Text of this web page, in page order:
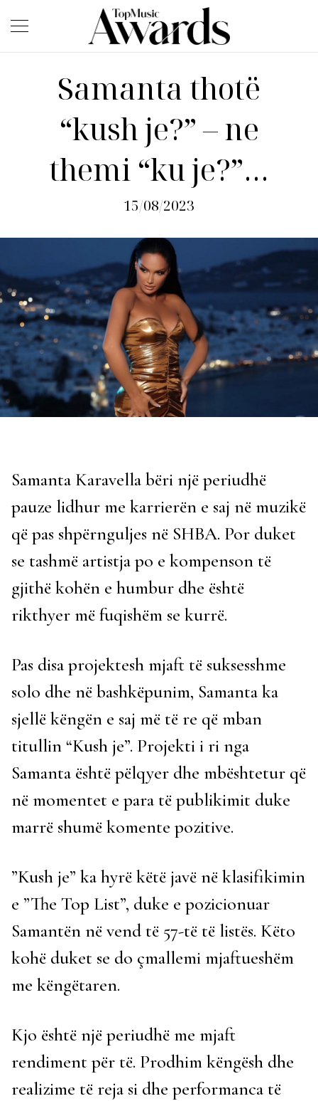
Samanta thotë
“kush je?” – ne
themi “ku je?”…
15/08/2023
Samanta Karavella bëri një periudhë
pauze lidhur me karrierën e saj në muzikë
që pas shpërnguljes në SHBA. Por duket
se tashmë artistja po e kompenson të
gjithë kohën e humbur dhe është
rikthyer më fuqishëm se kurrë.
Pas disa projektesh mjaft të suksesshme
solo dhe në bashkëpunim, Samanta ka
sjellë këngën e saj më të re që mban
titullin “Kush je”. Projekti i ri nga
Samanta është pëlqyer dhe mbështetur që
në momentet e para të publikimit duke
marrë shumë komente pozitive.
”Kush je” ka hyrë këtë javë në klasifikimin
e ”The Top List”, duke e pozicionuar
Samantën në vend të 57-të të listës. Këto
kohë duket se do çmallemi mjaftueshëm
me këngëtaren.
Kjo është një periudhë me mjaft
rendiment për të. Prodhim këngësh dhe
realizime të reja si dhe performanca të